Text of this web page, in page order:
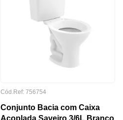
Cód.Ref: 756754
Conjunto Bacia com Caixa
Acoplada Saveiro 3/6L Branco